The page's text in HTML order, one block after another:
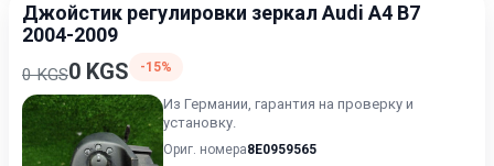
Джойстик регулировки зеркал Audi A4 B7
2004-2009
0 KGS0 KGS -15%
Из Германии, гарантия на проверку и
установку.
Ориг. номера8E0959565